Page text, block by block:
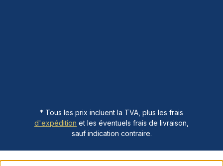
* Tous les prix incluent la TVA, plus les frais
d'expédition et les éventuels frais de livraison,
sauf indication contraire.